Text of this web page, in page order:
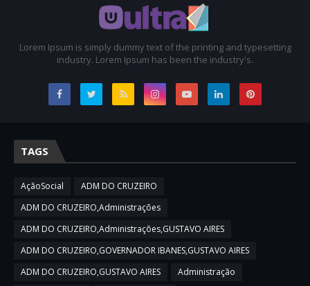
Lorem Ipsum is simply dummy text of the printing and typesetting
industry. Lorem Ipsum has been the industry's.
TAGS
AçãoSocial
ADM DO CRUZEIRO
ADM DO CRUZEIRO,Administrações
ADM DO CRUZEIRO,Administrações,GUSTAVO AIRES
ADM DO CRUZEIRO,GOVERNADOR IBANES,GUSTAVO AIRES
ADM DO CRUZEIRO,GUSTAVO AIRES
Administração